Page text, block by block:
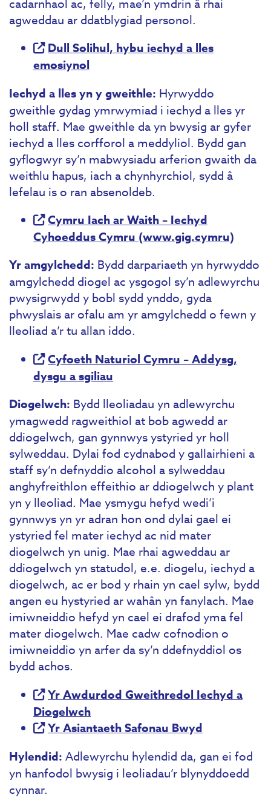
cadarnhaol ac, felly, mae’n ymdrin â rhai
agweddau ar ddatblygiad personol.
Dull Solihul, hybu iechyd a lles
emosiynol
Iechyd a lles yn y gweithle: Hyrwyddo
gweithle gydag ymrwymiad i iechyd a lles yr
holl staff. Mae gweithle da yn bwysig ar gyfer
iechyd a lles corfforol a meddyliol. Bydd gan
gyflogwyr sy’n mabwysiadu arferion gwaith da
weithlu hapus, iach a chynhyrchiol, sydd â
lefelau is o ran absenoldeb.
Cymru Iach ar Waith – Iechyd
Cyhoeddus Cymru (www.gig.cymru)
Yr amgylchedd: Bydd darpariaeth yn hyrwyddo
amgylchedd diogel ac ysgogol sy’n adlewyrchu
pwysigrwydd y bobl sydd ynddo, gyda
phwyslais ar ofalu am yr amgylchedd o fewn y
lleoliad a’r tu allan iddo.
Cyfoeth Naturiol Cymru – Addysg,
dysgu a sgiliau
Diogelwch: Bydd lleoliadau yn adlewyrchu
ymagwedd ragweithiol at bob agwedd ar
ddiogelwch, gan gynnwys ystyried yr holl
sylweddau. Dylai fod cydnabod y gallairhieni a
staff sy’n defnyddio alcohol a sylweddau
anghyfreithlon effeithio ar ddiogelwch y plant
yn y lleoliad. Mae ysmygu hefyd wedi’i
gynnwys yn yr adran hon ond dylai gael ei
ystyried fel mater iechyd ac nid mater
diogelwch yn unig. Mae rhai agweddau ar
ddiogelwch yn statudol, e.e. diogelu, iechyd a
diogelwch, ac er bod y rhain yn cael sylw, bydd
angen eu hystyried ar wahân yn fanylach. Mae
imiwneiddio hefyd yn cael ei drafod yma fel
mater diogelwch. Mae cadw cofnodion o
imiwneiddio yn arfer da sy’n ddefnyddiol os
bydd achos.
Yr Awdurdod Gweithredol Iechyd a
Diogelwch
Yr Asiantaeth Safonau Bwyd
Hylendid: Adlewyrchu hylendid da, gan ei fod
yn hanfodol bwysig i leoliadau’r blynyddoedd
cynnar.